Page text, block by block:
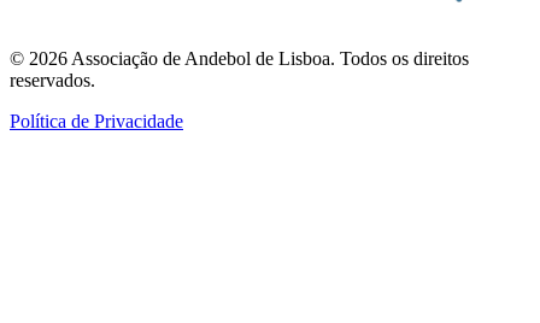
© 2026 Associação de Andebol de Lisboa. Todos os direitos
reservados.
Política de Privacidade